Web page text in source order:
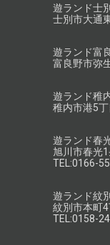
遊ランド士
士別市大通
遊ランド富
富良野市弥
遊ランド稚
稚内市港5
遊ランド春
旭川市春光
TEL:0166-
遊ランド紋
紋別市本町
TEL:0158-